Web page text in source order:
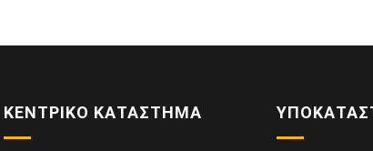
ΚΕΝΤΡΙΚΌ ΚΑΤΆΣΤΗΜΑ